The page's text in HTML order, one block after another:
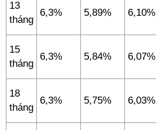
13
tháng
6,3% 5,89% 6,10%
15
tháng
6,3% 5,84% 6,07%
18
tháng
6,3% 5,75% 6,03%